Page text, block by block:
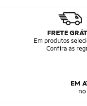
FRETE
Em produtos
Confira as
EM